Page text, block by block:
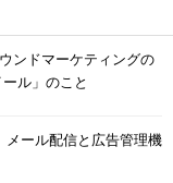
ンドマーケティングの
ル」のこと
メール配信と広告管理機